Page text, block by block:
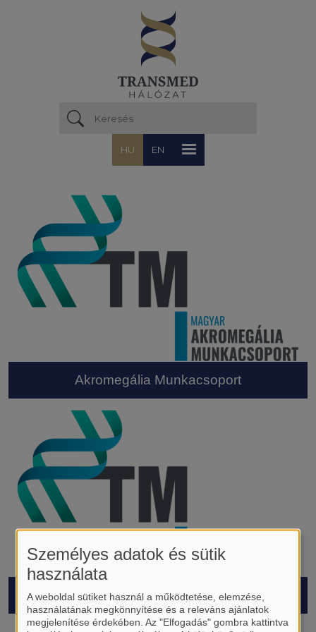
HU EN
Akromegália Munkacsoport
CNET Munkacsoport
Személyes adatok és sütik
használata
A weboldal sütiket használ a működtetése, elemzése,
használatának megkönnyítése és a releváns ajánlatok
megjelenítése érdekében. Az "Elfogadás" gombra kattintva